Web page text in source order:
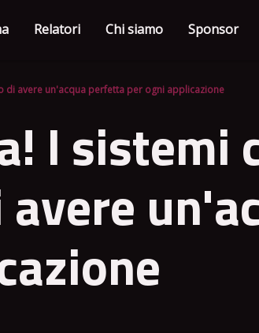
Relatori Chi siamo Sponsor
di avere un'acqua perfetta per ogni applicazione
I sistemi